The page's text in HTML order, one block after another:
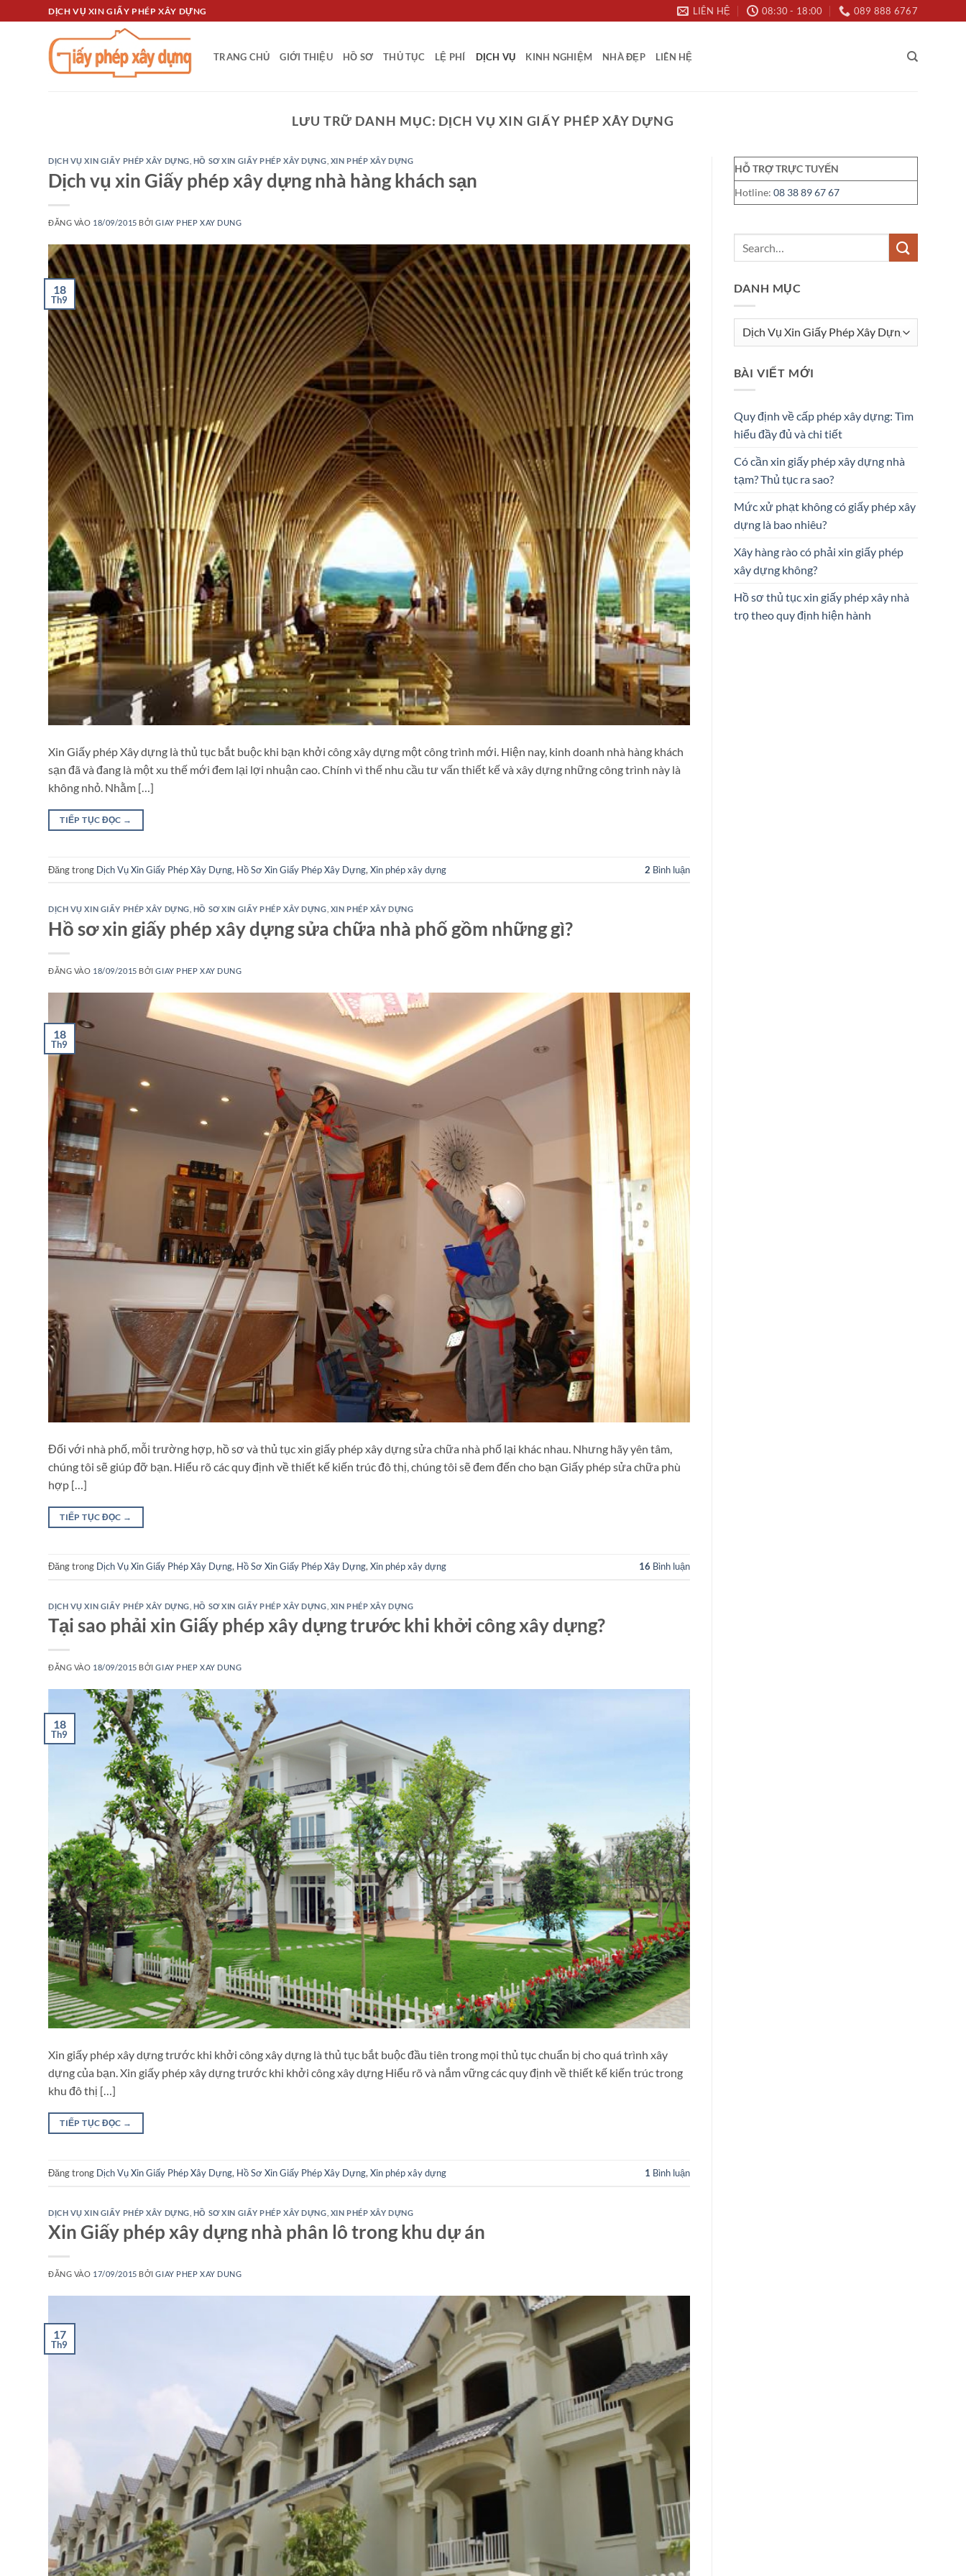
qua
DỊCH VỤ XIN GIẤY PHÉP XÂY DỰNG LIÊN HỆ 08:30 - 18:00 089 888 6767
TRANG CHỦ GIỚI THIỆU HỒ SƠ THỦ TỤC LỆ PHÍ DỊCH VỤ KINH NGHIỆM NHÀ ĐẸP LIÊN HỆ
LƯU TRỮ DANH MỤC: DỊCH VỤ XIN GIẤY PHÉP XÂY DỰNG
DỊCH VỤ XIN GIẤY PHÉP XÂY DỰNG HỒ SƠ XIN GIẤY PHÉP XÂY DỰNG XIN PHÉP XÂY DỰNG
Dịch vụ xin Giấy phép xây dựng nhà hàng khách sạn
ĐĂNG VÀO 18/09/2015 BỞIGIAY PHEP XAY DUNG
18
Th9
Xin Giấy phép Xây dựng là thủ tục bắt buộc khi bạn khởi công xây dựng một công trình mới. Hiện nay, kinh doanh nhà hàng khách
sạn đã và đang là một xu thế mới đem lại lợi nhuận cao. Chính vì thế nhu cầu tư vấn thiết kế và xây dựng những công trình này là
không nhỏ. Nhằm […]
TIẾP TỤC ĐỌC →
Đăng trong Dịch Vụ Xin Giấy Phép Xây Dựng, Hồ Sơ Xin Giấy Phép Xây Dựng, Xin phép xây dựng 2 Bình luận
DỊCH VỤ XIN GIẤY PHÉP XÂY DỰNG HỒ SƠ XIN GIẤY PHÉP XÂY DỰNG XIN PHÉP XÂY DỰNG
Hồ sơ xin giấy phép xây dựng sửa chữa nhà phố gồm những gì?
ĐĂNG VÀO 18/09/2015 BỞIGIAY PHEP XAY DUNG
18
Th9
Đối với nhà phố, mỗi trường hợp, hồ sơ và thủ tục xin giấy phép xây dựng sửa chữa nhà phố lại khác nhau. Nhưng hãy yên tâm,
chúng tôi sẽ giúp đỡ bạn. Hiểu rõ các quy định về thiết kế kiến trúc đô thị, chúng tôi sẽ đem đến cho bạn Giấy phép sửa chữa phù
hợp […]
TIẾP TỤC ĐỌC →
Đăng trong Dịch Vụ Xin Giấy Phép Xây Dựng, Hồ Sơ Xin Giấy Phép Xây Dựng, Xin phép xây dựng 16 Bình luận
DỊCH VỤ XIN GIẤY PHÉP XÂY DỰNG HỒ SƠ XIN GIẤY PHÉP XÂY DỰNG XIN PHÉP XÂY DỰNG
Tại sao phải xin Giấy phép xây dựng trước khi khởi công xây dựng?
ĐĂNG VÀO 18/09/2015 BỞIGIAY PHEP XAY DUNG
18
Th9
Xin giấy phép xây dựng trước khi khởi công xây dựng là thủ tục bắt buộc đầu tiên trong mọi thủ tục chuẩn bị cho quá trình xây
dựng của bạn. Xin giấy phép xây dựng trước khi khởi công xây dựng Hiểu rõ và nắm vững các quy định về thiết kế kiến trúc trong
khu đô thị […]
TIẾP TỤC ĐỌC →
Đăng trong Dịch Vụ Xin Giấy Phép Xây Dựng, Hồ Sơ Xin Giấy Phép Xây Dựng, Xin phép xây dựng 1 Bình luận
DỊCH VỤ XIN GIẤY PHÉP XÂY DỰNG HỒ SƠ XIN GIẤY PHÉP XÂY DỰNG XIN PHÉP XÂY DỰNG
Xin Giấy phép xây dựng nhà phân lô trong khu dự án
ĐĂNG VÀO 17/09/2015 BỞIGIAY PHEP XAY DUNG
17
Th9
HỖ TRỢ TRỰC TUYẾN
Hotline: 08 38 89 67 67
DANH MỤC
Danh
BÀI VIẾT MỚI
Quy định về cấp phép xây dựng: Tìm
hiểu đầy đủ và chi tiết
Có cần xin giấy phép xây dựng nhà
tạm? Thủ tục ra sao?
Mức xử phạt không có giấy phép xây
dựng là bao nhiêu?
Xây hàng rào có phải xin giấy phép
xây dựng không?
Hồ sơ thủ tục xin giấy phép xây nhà
trọ theo quy định hiện hành